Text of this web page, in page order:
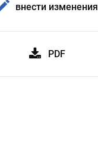
внести изменения
PDF